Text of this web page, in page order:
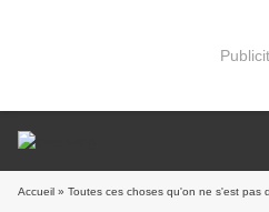
Accueil » Toutes ces choses qu'on ne s'est pas